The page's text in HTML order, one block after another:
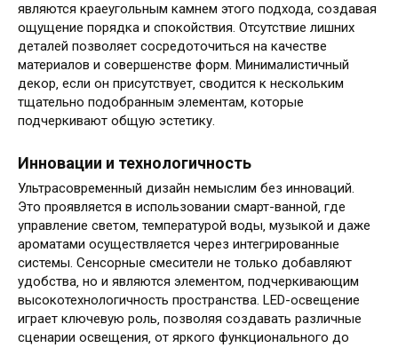
являются краеугольным камнем этого подхода‚ создавая
ощущение порядка и спокойствия. Отсутствие лишних
деталей позволяет сосредоточиться на качестве
материалов и совершенстве форм. Минималистичный
декор‚ если он присутствует‚ сводится к нескольким
тщательно подобранным элементам‚ которые
подчеркивают общую эстетику.
Инновации и технологичность
Ультрасовременный дизайн немыслим без инноваций.
Это проявляется в использовании смарт-ванной‚ где
управление светом‚ температурой воды‚ музыкой и даже
ароматами осуществляется через интегрированные
системы. Сенсорные смесители не только добавляют
удобства‚ но и являются элементом‚ подчеркивающим
высокотехнологичность пространства. LED-освещение
играет ключевую роль‚ позволяя создавать различные
сценарии освещения‚ от яркого функционального до